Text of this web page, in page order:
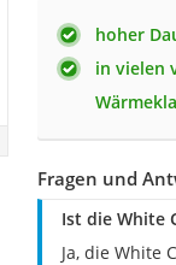
hoher
in vielen
Fragen und
Ist die White
Ja, die White